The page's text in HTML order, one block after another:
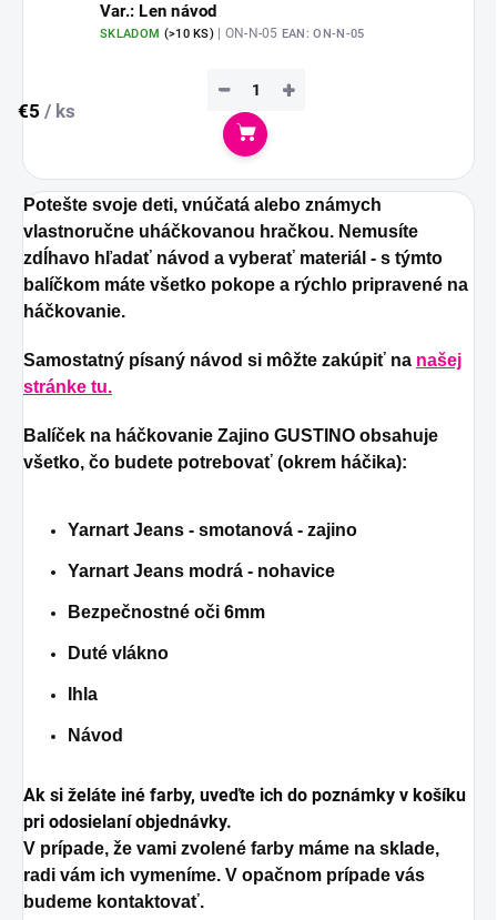
Var.: Len návod
SKLADOM (>10 KS) | ON-N-05 EAN: ON-N-05
€5 / ks
+
−
Do košíka
Potešte svoje deti, vnúčatá alebo známych
vlastnoručne uháčkovanou hračkou. Nemusíte
zdĺhavo hľadať návod a vyberať materiál - s týmto
balíčkom máte všetko pokope a rýchlo pripravené na
háčkovanie.
Samostatný písaný návod si môžte zakúpiť na našej
stránke tu.
Balíček na háčkovanie Zajino GUSTINO obsahuje
všetko, čo budete potrebovať (okrem háčika):
Yarnart Jeans - smotanová - zajino
Yarnart Jeans modrá - nohavice
Bezpečnostné oči 6mm
Duté vlákno
Ihla
Návod
Ak si želáte iné farby, uveďte ich do poznámky v košíku
pri odosielaní objednávky.
V prípade, že vami zvolené farby máme na sklade,
radi vám ich vymeníme. V opačnom prípade vás
budeme kontaktovať.